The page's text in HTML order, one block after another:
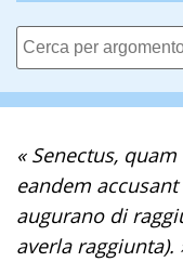
« Senectus,
eandem
augurano di
averla raggiunta).